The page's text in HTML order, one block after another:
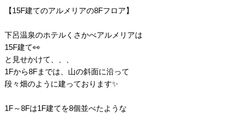
【15F建てのアルメリアの8Fフロア】
下呂温泉のホテルくさかべアルメリアは
15F建て👀
と見せかけて、、、
1Fから8Fまでは、山の斜面に沿って
段々畑のように建っております✨
1F～8Fは1F建てを8個並べたような